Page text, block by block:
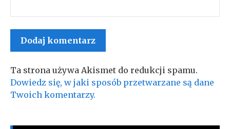
Ta strona używa Akismet do redukcji spamu.
Dowiedz się, w jaki sposób przetwarzane są dane
Twoich komentarzy.